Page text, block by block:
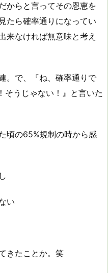
からと言ってその恩恵を
たら確率通りになってい
来なければ無意味と考え
。で、『ね、確率通りで
そうじゃない！』と言いた
頃の65%規制の時から感
い
きたことか。笑